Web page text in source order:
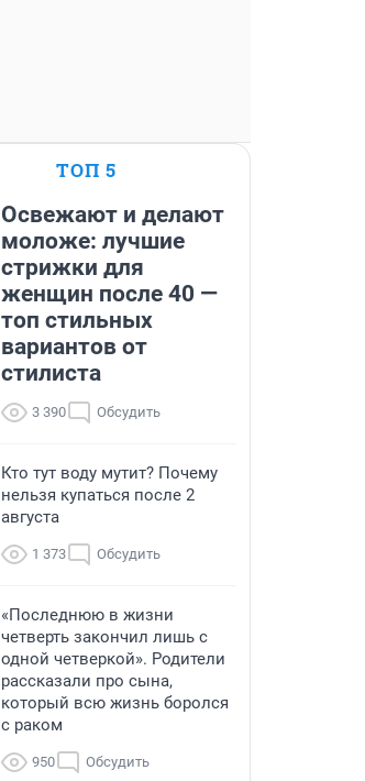
ТОП 5
Освежают и делают
моложе: лучшие
стрижки для
женщин после 40 —
топ стильных
вариантов от
стилиста
3 390 Обсудить
Кто тут воду мутит? Почему
нельзя купаться после 2
августа
1 373 Обсудить
«Последнюю в жизни
четверть закончил лишь с
одной четверкой». Родители
рассказали про сына,
который всю жизнь боролся
с раком
950 Обсудить